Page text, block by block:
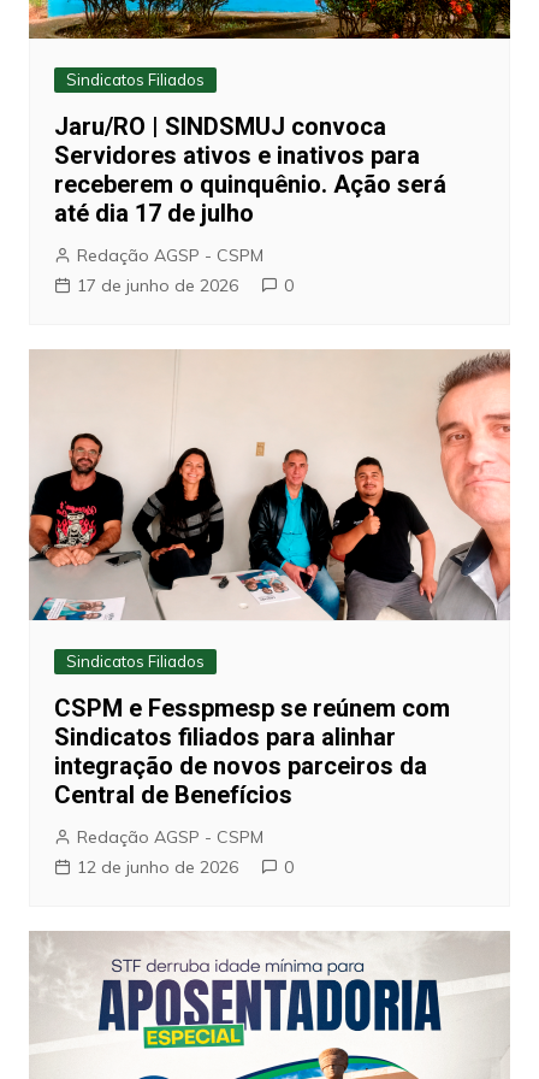
Sindicatos Filiados
Jaru/RO | SINDSMUJ convoca
Servidores ativos e inativos para
receberem o quinquênio. Ação será
até dia 17 de julho
Redação AGSP - CSPM
17 de junho de 2026
0
Sindicatos Filiados
CSPM e Fesspmesp se reúnem com
Sindicatos filiados para alinhar
integração de novos parceiros da
Central de Benefícios
Redação AGSP - CSPM
12 de junho de 2026
0